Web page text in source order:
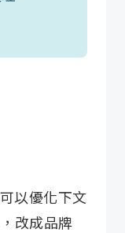
以優化下文
改成品牌